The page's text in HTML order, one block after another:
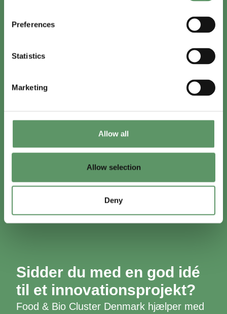
Preferences
Statistics
Marketing
Allow all
Allow selection
Deny
Sidder du med en god idé
til et innovationsprojekt?
Food & Bio Cluster Denmark hjælper med